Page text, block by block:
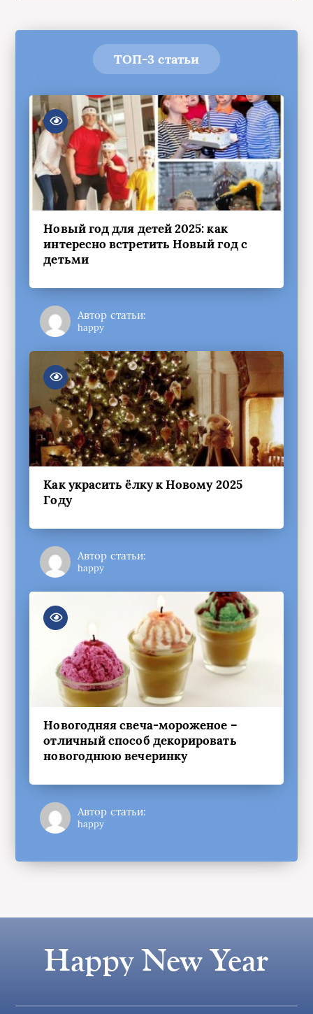
ТОП-3 статьи
Новый год для детей 2025: как
интересно встретить Новый год с
детьми
Автор статьи:
happy
Как украсить ёлку к Новому 2025
Году
Автор статьи:
happy
Новогодняя свеча-мороженое –
отличный способ декорировать
новогоднюю вечеринку
Автор статьи:
happy
Happy New Year